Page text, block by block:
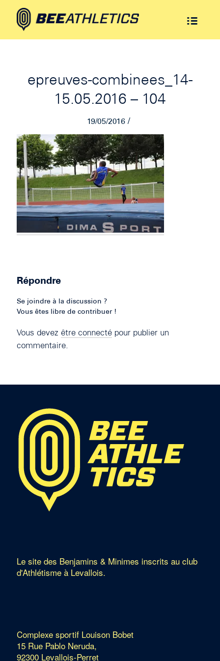
epreuves-combinees_14-
15.05.2016 – 104
19/05/2016 /
Répondre
Se joindre à la discussion ?
Vous êtes libre de contribuer !
Vous devez être connectépour publier un
commentaire.
Le site des Benjamins & Minimes inscrits au club
d'Athlétisme à Levallois.
Complexe sportif Louison Bobet
15 Rue Pablo Neruda,
92300 Levallois-Perret